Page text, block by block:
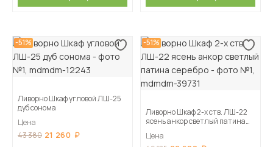
-51%
Ливорно Шкаф угловой ЛШ-25
дуб сонома
Цена
43 380 21 260
-51%
Ливорно Шкаф 2-х ств. ЛШ-22
ясень анкор светлый патина
Цена